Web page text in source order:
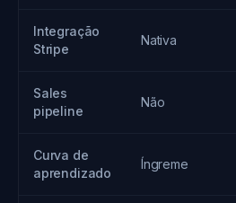
Integração
Stripe
Nativa
Sales
pipeline
Não
Curva de
aprendizado
Íngreme